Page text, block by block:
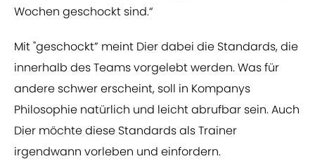
Wochen geschockt sind.“
Mit "geschockt” meint Dier dabei die Standards, die
innerhalb des Teams vorgelebt werden. Was für
andere schwer erscheint, soll in Kompanys
Philosophie natürlich und leicht abrufbar sein. Auch
Dier möchte diese Standards als Trainer
irgendwann vorleben und einfordern.